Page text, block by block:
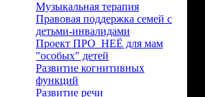
Музыкальная терапия
Правовая поддержка семей с
детьми-инвалидами
Проект ПРО_НЕЁ для мам
"особых" детей
Развитие когнитивных
функций
Развитие речи